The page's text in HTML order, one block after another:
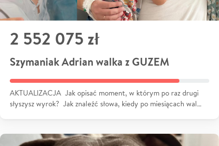
2 552 075 zł
Szymaniak Adrian walka z GUZEM
AKTUALIZACJA Jak opisać moment, w którym po raz drugi
słyszysz wyrok? Jak znaleźć słowa, kiedy po miesiącach wal…